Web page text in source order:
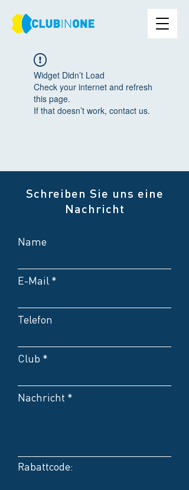
Widget Didn’t Load
Check your internet and refresh
this page.
If that doesn’t work, contact us.
Schreiben Sie uns eine
Nachricht
Name
E-Mail
Telefon
Club
Nachricht
Rabattcode: